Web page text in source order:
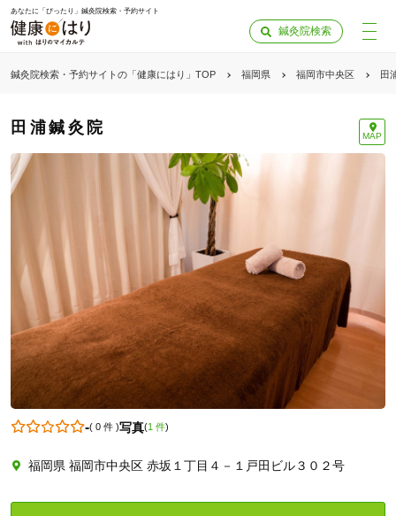
あなたに「ぴったり」鍼灸院検索・予約サイト
鍼灸院検索
鍼灸院検索・予約サイトの「健康にはり」TOP 福岡県 福岡市中央区 田
田浦鍼灸院 MAP
-( 0 件)写真(1 件)
福岡県 福岡市中央区 赤坂１丁目４－１戸田ビル３０２号
「健康にはりを見た」
0927519393